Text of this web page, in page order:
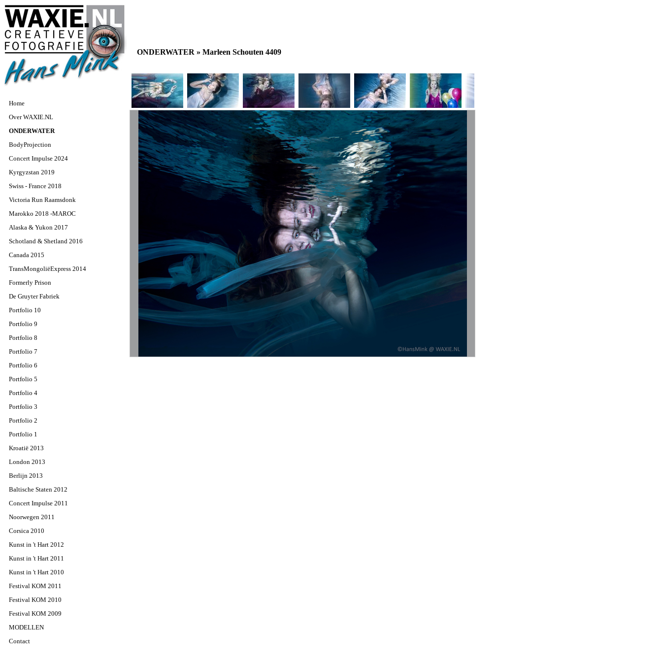
Home
Over WAXIE.NL
ONDERWATER
BodyProjection
Concert Impulse 2024
Kyrgyzstan 2019
Swiss - France 2018
Victoria Run Raamsdonk
Marokko 2018 -MAROC
Alaska & Yukon 2017
Schotland & Shetland 2016
Canada 2015
TransMongoliëExpress 2014
Formerly Prison
De Gruyter Fabriek
Portfolio 10
Portfolio 9
Portfolio 8
Portfolio 7
Portfolio 6
Portfolio 5
Portfolio 4
Portfolio 3
Portfolio 2
Portfolio 1
Kroatië 2013
London 2013
Berlijn 2013
Baltische Staten 2012
Concert Impulse 2011
Noorwegen 2011
Corsica 2010
Kunst in 't Hart 2012
Kunst in 't Hart 2011
Kunst in 't Hart 2010
Festival KOM 2011
Festival KOM 2010
Festival KOM 2009
MODELLEN
Contact
ONDERWATER » Marleen Schouten 4409